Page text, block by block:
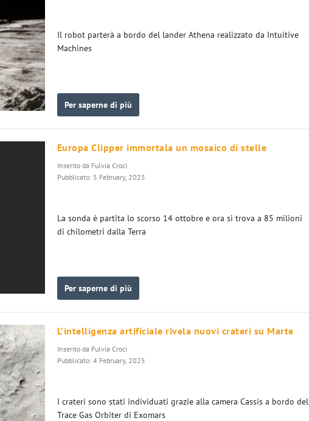
Il robot parterà a bordo del lander Athena realizzato da Intuitive
Machines
Per saperne di più
Europa Clipper immortala un mosaico di stelle
Inserito da Fulvia Croci
Pubblicato: 5 February, 2025
La sonda è partita lo scorso 14 ottobre e ora si trova a 85 milioni
di chilometri dalla Terra
Per saperne di più
L’intelligenza artificiale rivela nuovi crateri su Marte
Inserito da Fulvia Croci
Pubblicato: 4 February, 2025
I crateri sono stati individuati grazie alla camera Cassis a bordo del
Trace Gas Orbiter di Exomars